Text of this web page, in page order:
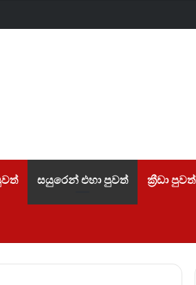
සැබෑ වීරයෝ….
සයුරෙන් එහා පුවත් ක්‍රීඩා පුවත්